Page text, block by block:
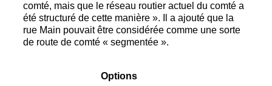
comté, mais que le réseau routier actuel du comté a
été structuré de cette manière ». Il a ajouté que la
rue Main pouvait être considérée comme une sorte
de route de comté « segmentée ».
Options